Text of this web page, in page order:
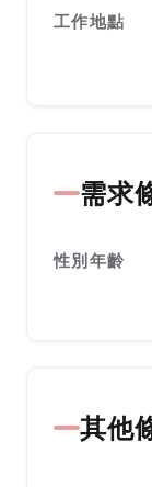
工作地點
需求
性別年齡
其他